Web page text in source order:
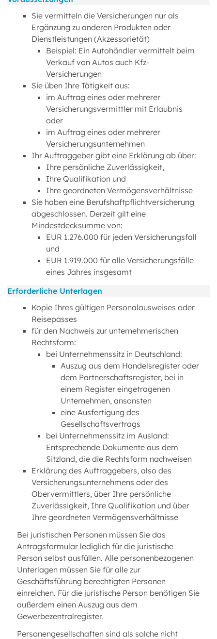
Sie vermitteln die Versicherungen nur als
Ergänzung zu anderen Produkten oder
Dienstleistungen (Akzessorietät)
Beispiel: Ein Autohändler vermittelt beim
Verkauf von Autos auch Kfz-
Versicherungen
Sie üben Ihre Tätigkeit aus:
im Auftrag eines oder mehrerer
Versicherungsvermittler mit Erlaubnis
oder
im Auftrag eines oder mehrerer
Versicherungsunternehmen
Ihr Auftraggeber gibt eine Erklärung ab über:
Ihre persönliche Zuverlässigkeit,
Ihre Qualifikation und
Ihre geordneten Vermögensverhältnisse
Sie haben eine Berufshaftpflichtversicherung
abgeschlossen. Derzeit gilt eine
Mindestdecksumme von:
EUR 1.276.000 für jeden Versicherungsfall
und
EUR 1.919.000 für alle Versicherungsfälle
eines Jahres insgesamt
Erforderliche Unterlagen
Kopie Ihres gültigen Personalausweises oder
Reisepasses
für den Nachweis zur unternehmerischen
Rechtsform:
bei Unternehmenssitz in Deutschland:
Auszug aus dem Handelsregister oder
dem Partnerschaftsregister, bei in
einem Register eingetragenen
Unternehmen, ansonsten
eine Ausfertigung des
Gesellschaftsvertrags
bei Unternehmenssitz im Ausland:
Entsprechende Dokumente aus dem
Sitzland, die die Rechtsform nachweisen
Erklärung des Auftraggebers, also des
Versicherungsunternehmens oder des
Obervermittlers, über Ihre persönliche
Zuverlässigkeit, Ihre Qualifikation und über
Ihre geordneten Vermögensverhältnisse
Bei juristischen Personen müssen Sie das
Antragsformular lediglich für die juristische
Person selbst ausfüllen. Alle personenbezogenen
Unterlagen müssen Sie für alle zur
Geschäftsführung berechtigten Personen
einreichen. Für die juristische Person benötigen Sie
außerdem einen Auszug aus dem
Gewerbezentralregister.
Personengesellschaften sind als solche nicht